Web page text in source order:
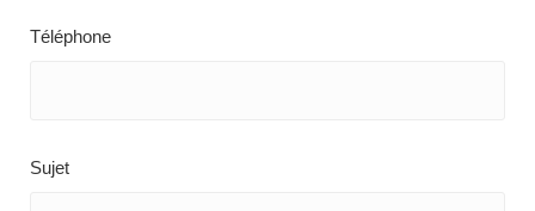
Téléphone
Sujet